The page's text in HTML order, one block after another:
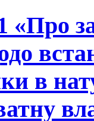
в